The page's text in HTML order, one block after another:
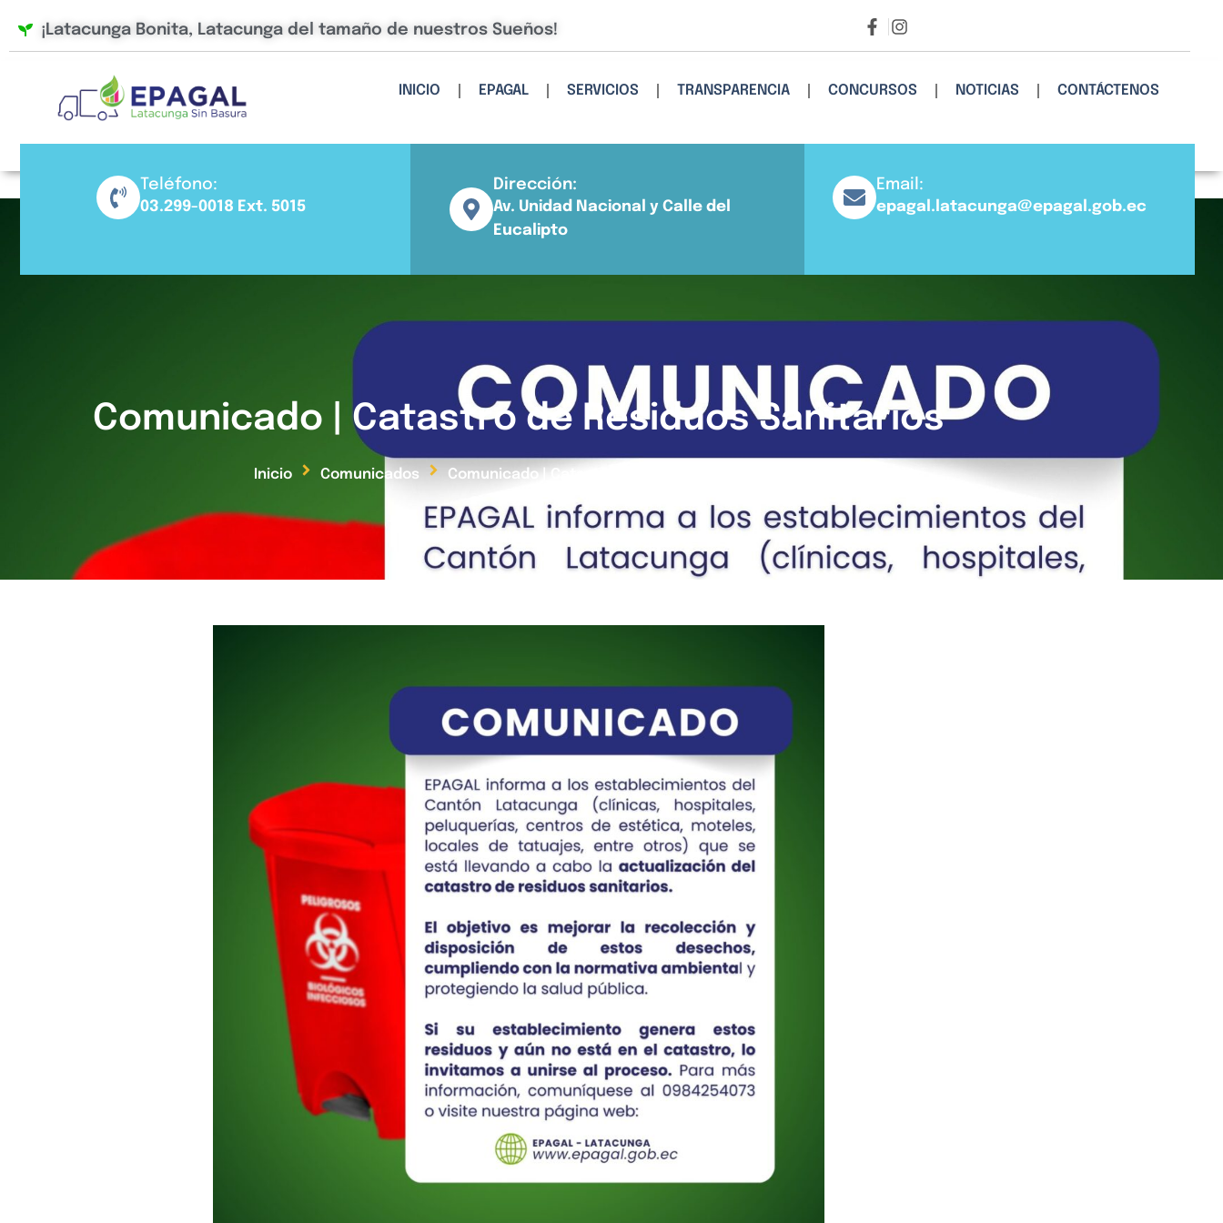
¡Latacunga Bonita, Latacunga del tamaño de nuestros Sueños!
INICIO EPAGAL SERVICIOS TRANSPARENCIA CONCURSOS NOTICIAS CONTÁCTENOS
Teléfono:
03.299-0018 Ext. 5015
Dirección:
Av. Unidad Nacional y Calle del
Eucalipto
Email:
epagal.latacunga@epagal.gob.ec
Comunicado | Catastro de Residuos Sanitarios
Inicio Comunicados Comunicado | Catastro de Residuos Sanitarios